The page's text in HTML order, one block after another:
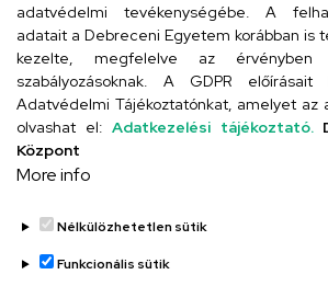
Szervezeti
UD telefonkönyv
adatvédelmi tevékenységébe. A
adatait a Debreceni Egyetem korábban is
kezelte, megfelelve az érvényben
szabályozásoknak. A GDPR
Adatvédelmi Tájékoztatónkat, amelyet az
olvashat el: Adatkezelési tájékoztató.
Központ
More info
Nélkülözhetetlen sütik
Funkcionális sütik